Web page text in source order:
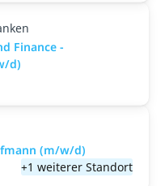
Finance -
d)
(m/w/d)
+1 weiterer Standort